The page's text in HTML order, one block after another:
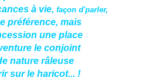
à vie, façon d'parler,
préférence, mais
une place
le conjoint
nature râleuse
sur le haricot... !